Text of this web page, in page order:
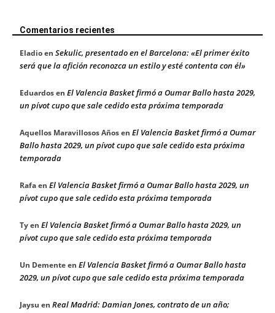
Comentarios recientes
Eladioen Sekulic, presentado en el Barcelona: «El primer éxito
será que la afición reconozca un estilo y esté contenta con él»
Eduardosen El Valencia Basket firmó a Oumar Ballo hasta 2029,
un pívot cupo que sale cedido esta próxima temporada
Aquellos Maravillosos Añosen El Valencia Basket firmó a Oumar
Ballo hasta 2029, un pívot cupo que sale cedido esta próxima
temporada
Rafaen El Valencia Basket firmó a Oumar Ballo hasta 2029, un
pívot cupo que sale cedido esta próxima temporada
Tyen El Valencia Basket firmó a Oumar Ballo hasta 2029, un
pívot cupo que sale cedido esta próxima temporada
Un Dementeen El Valencia Basket firmó a Oumar Ballo hasta
2029, un pívot cupo que sale cedido esta próxima temporada
Jaysu en Real Madrid: Damian Jones, contrato de un año;